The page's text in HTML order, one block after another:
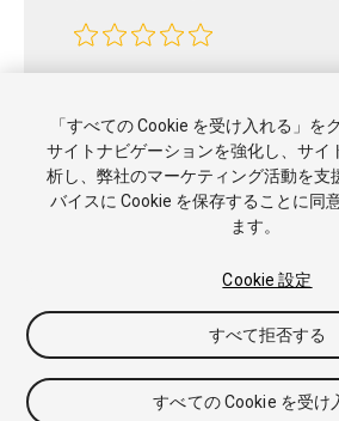
ナレッジベース
ットストア
商標と利用規約 法律関連
クッキー
私の個人情報を販売または共有し
「すべての Cookie を受け入れる」を
サイトナビゲーションを強化し、サイ
析し、弊社のマーケティング活動を支
バイスに Cookie を保存することに同
ます。
Cookie 設定
すべて拒否する
すべての Cookie を受け